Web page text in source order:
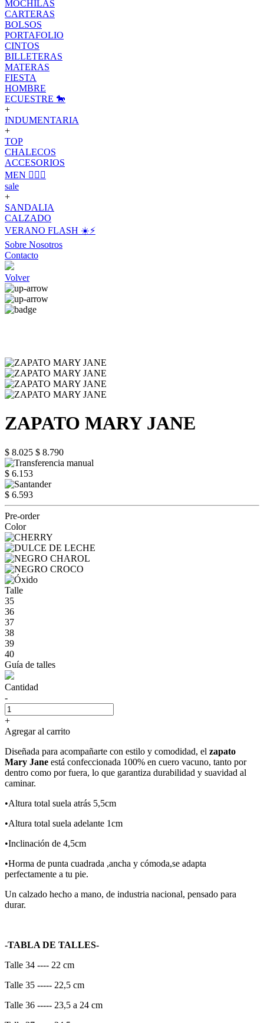
MOCHILAS
CARTERAS
BOLSOS
PORTAFOLIO
CINTOS
BILLETERAS
MATERAS
FIESTA
HOMBRE
ECUESTRE 🐎
+
INDUMENTARIA
+
TOP
CHALECOS
ACCESORIOS
MEN 🙋🏽‍♂️
sale
+
SANDALIA
CALZADO
VERANO FLASH ☀️⚡️
Sobre Nosotros
Contacto
Volver
ZAPATO MARY JANE
$ 8.025 $ 8.790
$ 6.153
$ 6.593
Pre-order
Color
Talle
35
36
37
38
39
40
Guía de talles
Cantidad
-
+
Agregar al carrito
Diseñada para acompañarte con estilo y comodidad, el zapato
Mary Jane está confeccionada 100% en cuero vacuno, tanto por
dentro como por fuera, lo que garantiza durabilidad y suavidad al
caminar.
•Altura total suela atrás 5,5cm
•Altura total suela adelante 1cm
•Inclinación de 4,5cm
•Horma de punta cuadrada ,ancha y cómoda,se adapta
perfectamente a tu pie.
Un calzado hecho a mano, de industria nacional, pensado para
durar.
-TABLA DE TALLES-
Talle 34 ---- 22 cm
Talle 35 ----- 22,5 cm
Talle 36 ----- 23,5 a 24 cm